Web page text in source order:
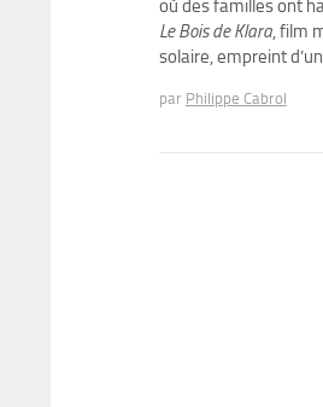
où des familles ont
Le Bois de Klara, film
solaire, empreint
par Philippe Cabrol